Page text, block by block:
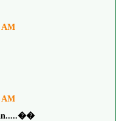
AM
AM